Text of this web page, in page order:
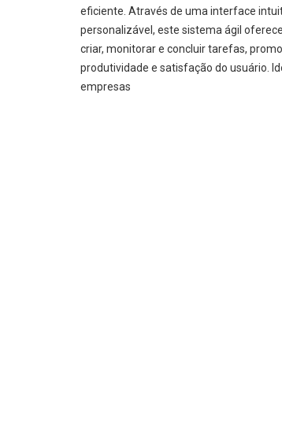
eficiente. Através de uma interface
personalizável, este sistema ágil
criar, monitorar e concluir tarefas,
produtividade e satisfação do usuário.
empresas